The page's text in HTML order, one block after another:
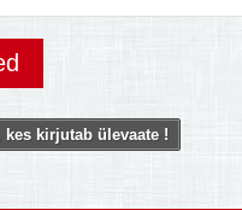
kes kirjutab ülevaate !